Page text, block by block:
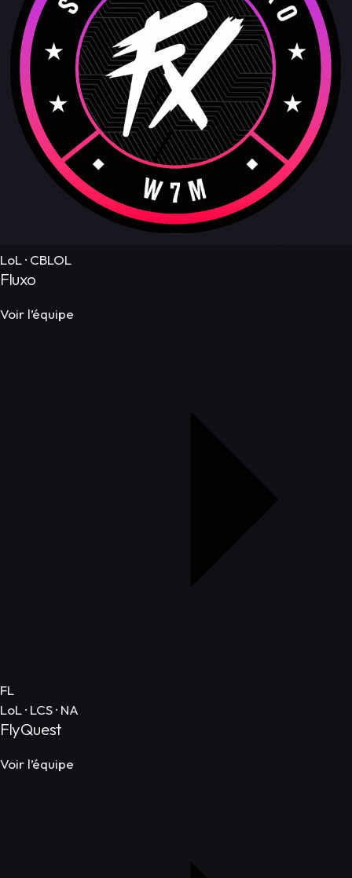
LoL · CBLOL
Fluxo
Voir l’équipe
FL
LoL · LCS · NA
FlyQuest
Voir l’équipe